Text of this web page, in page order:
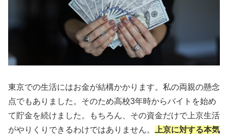
東京での生活にはお金が結構かかります。私の両親の懸念
点でもありました。そのため高校3年時からバイトを始め
て貯金を続けました。もちろん、その資金だけで上京生活
がやりくりできるわけではありません。
上京に対する本気